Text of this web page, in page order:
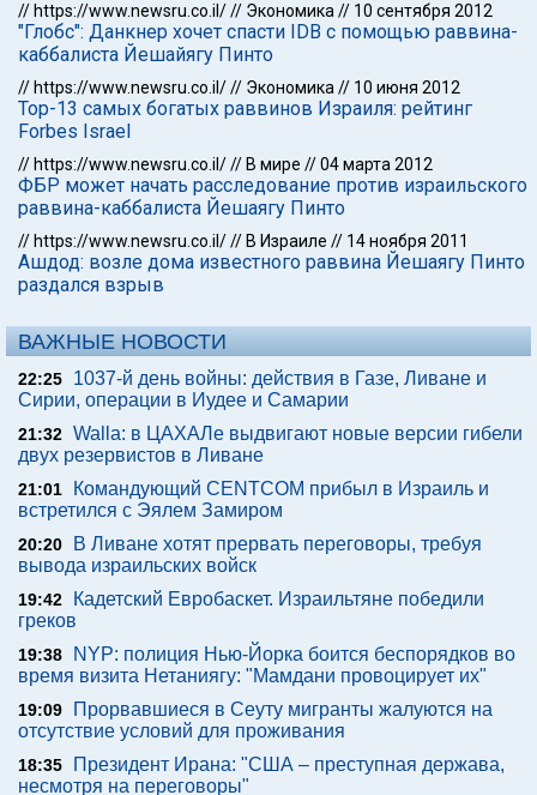
// https://www.newsru.co.il/// Экономика // 10 сентября 2012
"Глобс": Данкнер хочет спасти IDB с помощью раввина-
каббалиста Йешайягу Пинто
// https://www.newsru.co.il/// Экономика // 10 июня 2012
Top-13 самых богатых раввинов Израиля: рейтинг
Forbes Israel
// https://www.newsru.co.il/// В мире //04 марта 2012
ФБР может начать расследование против израильского
раввина-каббалиста Йешаягу Пинто
// https://www.newsru.co.il/// В Израиле // 14 ноября 2011
Ашдод: возле дома известного раввина Йешаягу Пинто
раздался взрыв
ВАЖНЫЕ НОВОСТИ
22:25
1037-й день войны: действия в Газе, Ливане и
Сирии, операции в Иудее и Самарии
21:32 Walla: в ЦАХАЛе выдвигают новые версии гибели
двух резервистов в Ливане
21:01
Командующий CENTCOM прибыл в Израиль и
встретился с Эялем Замиром
20:20
В Ливане хотят прервать переговоры, требуя
вывода израильских войск
19:42
Кадетский Евробаскет. Израильтяне победили
греков
19:38
NYP: полиция Нью-Йорка боится беспорядков во
время визита Нетаниягу: "Мамдани провоцирует их"
19:09
Прорвавшиеся в Сеуту мигранты жалуются на
отсутствие условий для проживания
18:35
Президент Ирана: "США – преступная держава,
несмотря на переговоры"